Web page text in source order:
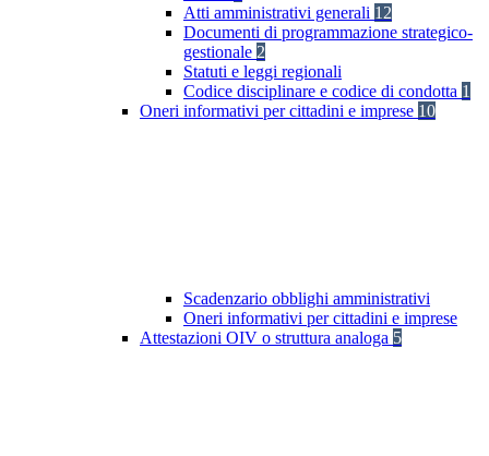
Atti amministrativi generali 12
Documenti di programmazione strategico-
gestionale 2
Statuti e leggi regionali
Codice disciplinare e codice di condotta 1
Oneri informativi per cittadini e imprese 10
Scadenzario obblighi amministrativi
Oneri informativi per cittadini e imprese
Attestazioni OIV o struttura analoga 5